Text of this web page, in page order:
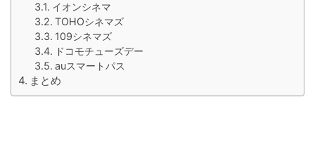
イオンシネマ
TOHOシネマズ
109シネマズ
ドコモチューズデー
auスマートパス
まとめ